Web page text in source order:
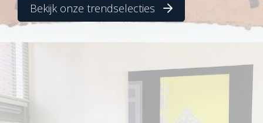
Bekijk onze trendselecties